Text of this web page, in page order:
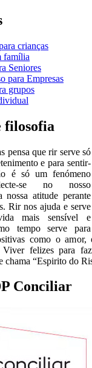
crianças
família
Seniores
para Empresas
grupos
filosofia
pensa que rir serve só
e para sentir-
é só um fenómeno
se no nosso
nossa atitude perante
Rir nos ajuda e serve
mais sensível e
tempo serve para
como o
felizes para
chama “Espirito do
Conciliar